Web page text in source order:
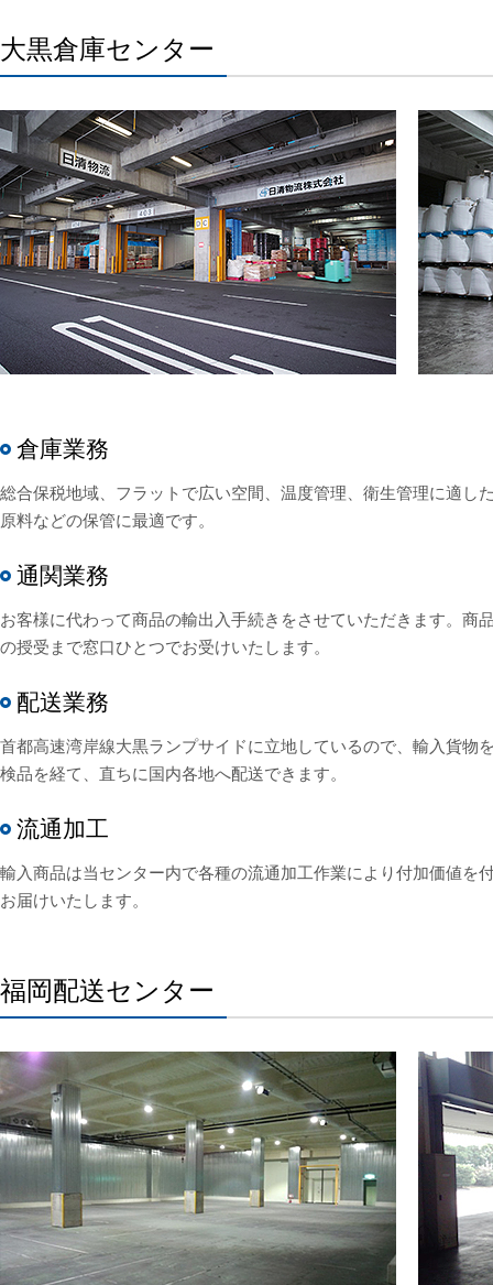
大黒倉庫センター
倉庫業務
総合保税地域、フラットで広い空間、温度管理、衛生管理に適し
原料などの保管に最適です。
通関業務
お客様に代わって商品の輸出入手続きをさせていただきます。商
の授受まで窓口ひとつでお受けいたします。
配送業務
首都高速湾岸線大黒ランプサイドに立地しているので、輸入貨物
検品を経て、直ちに国内各地へ配送できます。
流通加工
輸入商品は当センター内で各種の流通加工作業により付加価値を
お届けいたします。
福岡配送センター